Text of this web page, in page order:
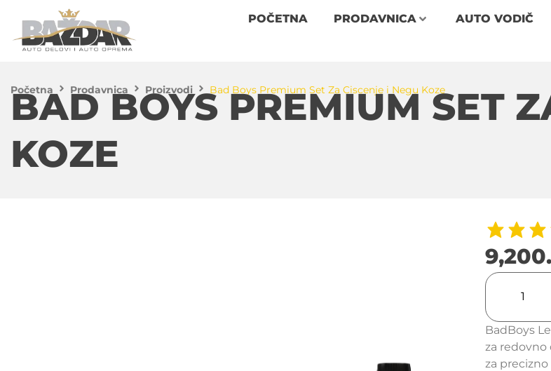
POČETNA PRODAVNICA AUTO VODIČ
Početna Prodavnica Proizvodi Bad Boys Premium Set Za Ciscenje i Negu Koze
BAD BOYS PREMIUM SET
KOZE
BadBoys
za redovno
za